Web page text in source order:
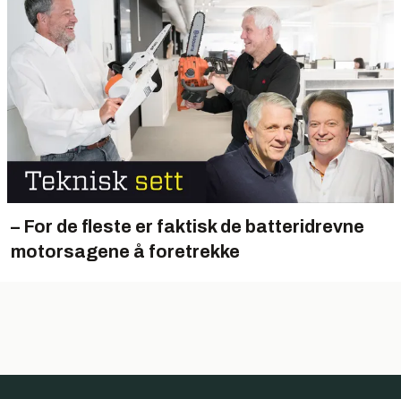
– For de fleste er faktisk de batteridrevne
motorsagene å foretrekke